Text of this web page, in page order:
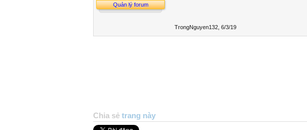
Quản lý forum
TrongNguyen132 6/3/19
Chia sẻ trang này